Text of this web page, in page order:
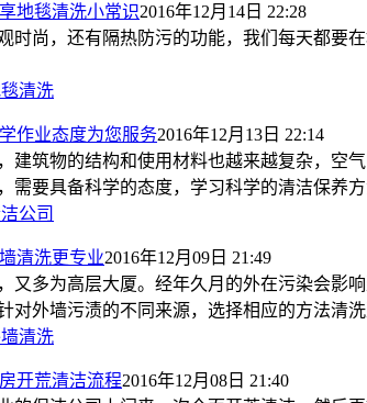
地毯清洗小常识2016年12月14日 22:28
时尚，还有隔热防污的功能，我们每天都要
清洗
作业态度为您服务2016年12月13日 22:14
建筑物的结构和使用材料也越来越复杂，空
需要具备科学的态度，学习科学的清洁保养
公司
清洗更专业2016年12月09日 21:49
又多为高层大厦。经年久月的外在污染会影
对外墙污渍的不同来源，选择相应的方法清洗
清洗
开荒清洁流程2016年12月08日 21:40